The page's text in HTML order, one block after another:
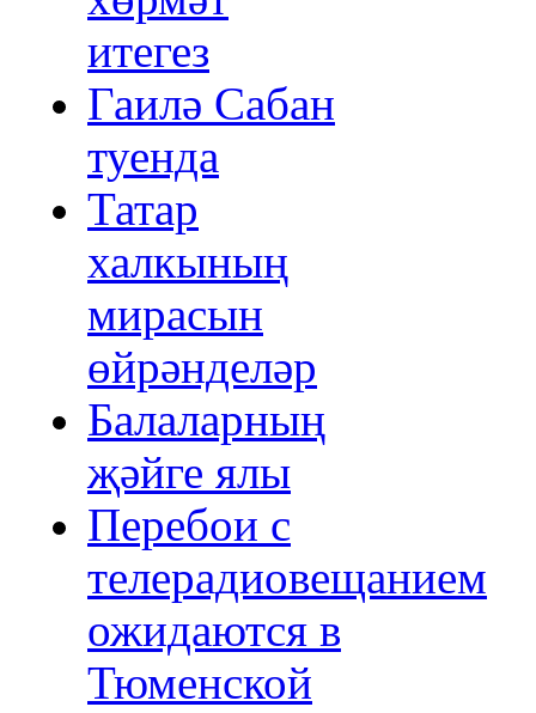
итегез
Гаилә Сабан
туенда
Татар
халкының
мирасын
өйрәнделәр
Балаларның
җәйге ялы
Перебои с
телерадиовещанием
ожидаются в
Тюменской